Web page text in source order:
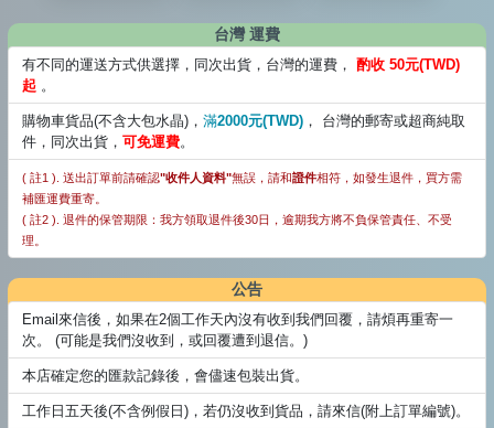
台灣 運費
有不同的運送方式供選擇，同次出貨，台灣的運費， 酌收 50元(TWD)
起 。
購物車貨品(不含大包水晶)， 滿2000元(TWD)， 台灣的郵寄或超商純取
件，同次出貨， 可免運費。
( 註1 ). 送出訂單前請確認"收件人資料"無誤，請和證件相符，如發生退件，買方需
補匯運費重寄。
( 註2 ). 退件的保管期限：我方領取退件後30日，逾期我方將不負保管責任、不受
理。
公告
Email來信後，如果在2個工作天內沒有收到我們回覆，請煩再重寄一
次。 (可能是我們沒收到，或回覆遭到退信。)
本店確定您的匯款記錄後，會儘速包裝出貨。
工作日五天後(不含例假日)，若仍沒收到貨品，請來信(附上訂單編號)。